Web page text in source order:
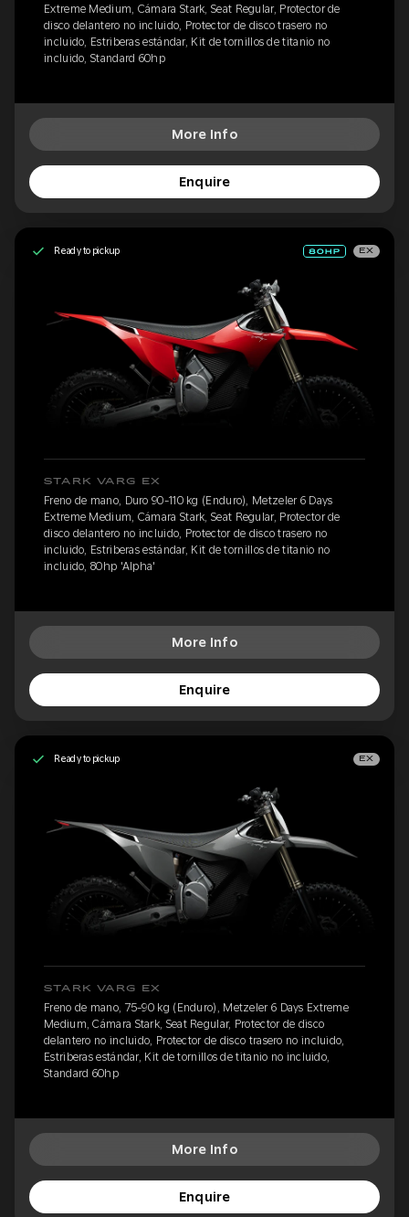
Extreme Medium, Cámara Stark, Seat Regular, Protector de
disco delantero no incluido, Protector de disco trasero no
incluido, Estriberas estándar, Kit de tornillos de titanio no
incluido, Standard 60hp
More Info
Enquire
Ready to pickup EX
STARK VARG EX
Freno de mano, Duro 90-110 kg (Enduro), Metzeler 6 Days
Extreme Medium, Cámara Stark, Seat Regular, Protector de
disco delantero no incluido, Protector de disco trasero no
incluido, Estriberas estándar, Kit de tornillos de titanio no
incluido, 80hp 'Alpha'
More Info
Enquire
Ready to pickup EX
STARK VARG EX
Freno de mano, 75-90 kg (Enduro), Metzeler 6 Days Extreme
Medium, Cámara Stark, Seat Regular, Protector de disco
delantero no incluido, Protector de disco trasero no incluido,
Estriberas estándar, Kit de tornillos de titanio no incluido,
Standard 60hp
More Info
Enquire